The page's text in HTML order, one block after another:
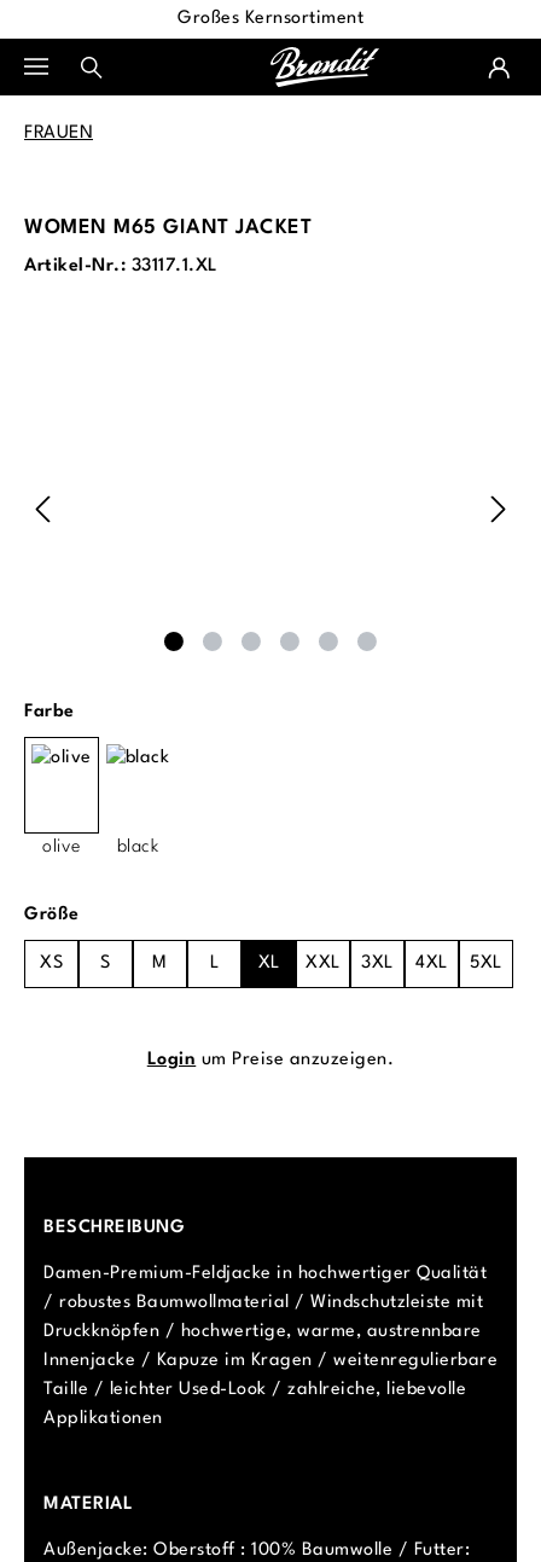
Großes Kernsortiment
FRAUEN
WOMEN M65 GIANT JACKET
Artikel-Nr.: 33117.1.XL
Farbeauswählen
olive black
Größeauswählen
XS S M L XL XXL 3XL 4XL 5XL
Login um Preise anzuzeigen.
BESCHREIBUNG
Damen-Premium-Feldjacke in hochwertiger Qualität
/ robustes Baumwollmaterial / Windschutzleiste mit
Druckknöpfen / hochwertige, warme, austrennbare
Innenjacke / Kapuze im Kragen / weitenregulierbare
Taille / leichter Used-Look / zahlreiche, liebevolle
Applikationen
MATERIAL
Außenjacke: Oberstoff : 100% Baumwolle / Futter: